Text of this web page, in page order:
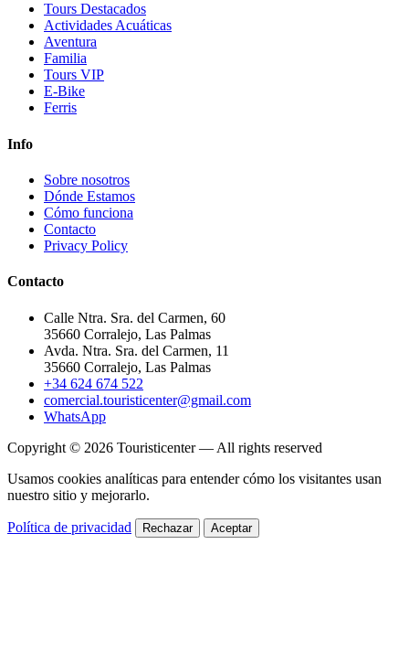
Tours Destacados
Actividades Acuáticas
Aventura
Familia
Tours VIP
E-Bike
Ferris
Info
Sobre nosotros
Dónde Estamos
Cómo funciona
Contacto
Privacy Policy
Contacto
Calle Ntra. Sra. del Carmen, 60
35660 Corralejo, Las Palmas
Avda. Ntra. Sra. del Carmen, 11
35660 Corralejo, Las Palmas
+34 624 674 522
comercial.touristicenter@gmail.com
WhatsApp
Copyright © 2026 Touristicenter — All rights reserved
Usamos cookies analíticas para entender cómo los visitantes usan
nuestro sitio y mejorarlo.
Política de privacidad Rechazar Aceptar